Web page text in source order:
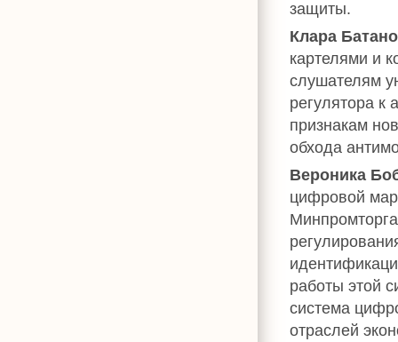
защиты.
Клара
картелями и
слушателям
регулятора к
признакам
обхода
Вероника
цифровой
работы этой
система
отраслей